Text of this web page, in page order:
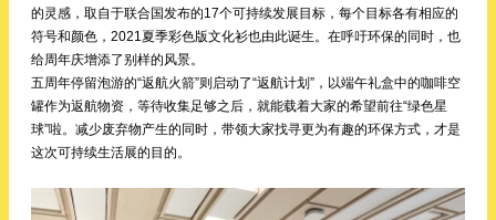
的灵感，取自于联合国发布的17个可持续发展目标，每个目标各有相应的
符号和颜色，2021夏季彩色版文化衫也由此诞生。在呼吁环保的同时，也
给周年庆增添了别样的风景。
五周年停留泡游的“返航火箭”则启动了“返航计划”，以端午礼盒中的咖啡空
罐作为返航物资，等待收集足够之后，就能载着大家的希望前往“绿色星
球”啦。减少废弃物产生的同时，带领大家找寻更为有趣的环保方式，才是
这次可持续生活展的目的。